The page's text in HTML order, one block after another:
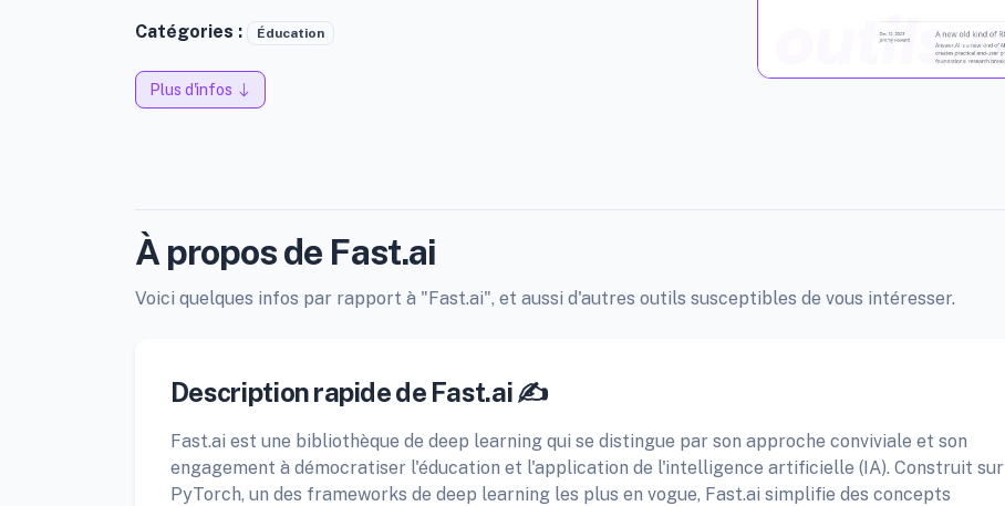
Catégories : Éducation
Plus d'infos
À propos de Fast.ai
Voici quelques infos par rapport à "Fast.ai", et aussi d'autres outils susceptibles de vous intéresser.
Description rapide de Fast.ai ✍️
Fast.ai est une bibliothèque de deep learning qui se distingue par son approche conviviale et son
engagement à démocratiser l'éducation et l'application de l'intelligence artificielle (IA). Construit sur
PyTorch, un des frameworks de deep learning les plus en vogue, Fast.ai simplifie des concepts